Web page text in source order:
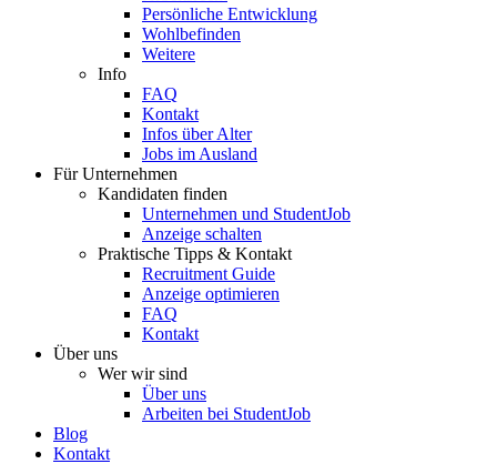
Persönliche Entwicklung
Wohlbefinden
Weitere
Info
FAQ
Kontakt
Infos über Alter
Jobs im Ausland
Für Unternehmen
Kandidaten finden
Unternehmen und StudentJob
Anzeige schalten
Praktische Tipps & Kontakt
Recruitment Guide
Anzeige optimieren
FAQ
Kontakt
Über uns
Wer wir sind
Über uns
Arbeiten bei StudentJob
Blog
Kontakt